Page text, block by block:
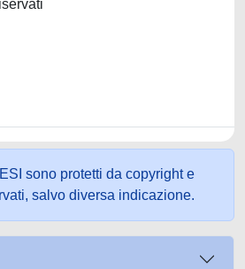
sono protetti da copyright e
salvo diversa indicazione.